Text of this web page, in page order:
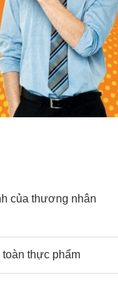
của thương nhân
thực phẩm